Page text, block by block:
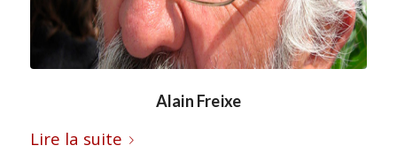
Alain Freixe
Lire la suite